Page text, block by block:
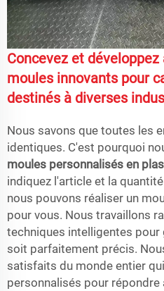
Concevez et
moules innovants pour
destinés à diverses
Nous savons que toutes les
identiques. C'est pourquoi
moules personnalisés en
indiquez l'article et la
nous pouvons réaliser un
pour vous. Nous travaillons
techniques intelligentes pour
soit parfaitement précis.
satisfaits du monde entier
personnalisés pour répondre